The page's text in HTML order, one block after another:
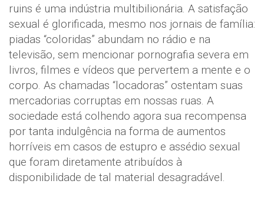
ruins é uma indústria multibilionária. A satisfação
sexual é glorificada, mesmo nos jornais de família:
piadas “coloridas” abundam no rádio e na
televisão, sem mencionar pornografia severa em
livros, filmes e vídeos que pervertem a mente e o
corpo. As chamadas “locadoras” ostentam suas
mercadorias corruptas em nossas ruas. A
sociedade está colhendo agora sua recompensa
por tanta indulgência na forma de aumentos
horríveis em casos de estupro e assédio sexual
que foram diretamente atribuídos à
disponibilidade de tal material desagradável.